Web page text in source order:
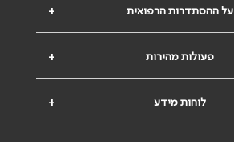
+ על ההסתדרות הרפואית
+ פעולות מהירות
+ לוחות מידע